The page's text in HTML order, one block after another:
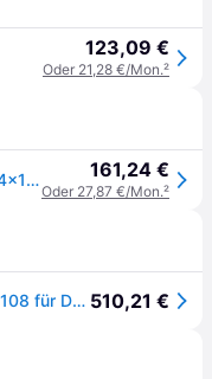
123,09 €
Oder 21,28 €/Mon.²
Dezent Felgen Tn Silver 6.0jx16 Et23 4x108 Für Peugeot 1007 2008 207 208 Alufelg 161,24 €
Oder 27,87 €/Mon.²
4 Dezent TN silver Felgen 6.0Jx16 4x108 für DS DS3 510,21 €